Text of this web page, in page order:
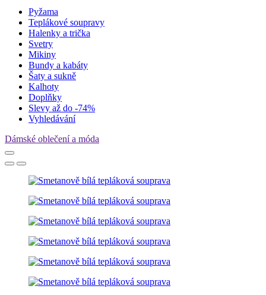
Pyžama
Teplákové soupravy
Halenky a trička
Svetry
Mikiny
Bundy a kabáty
Šaty a sukně
Kalhoty
Doplňky
Slevy až do -74%
Vyhledávání
Dámské oblečení a móda